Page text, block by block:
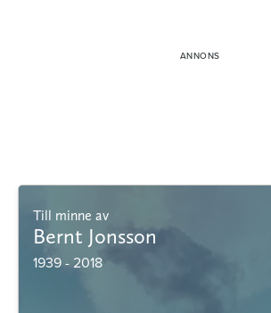
Till minne av
Bernt Jonsson
1939 - 2018